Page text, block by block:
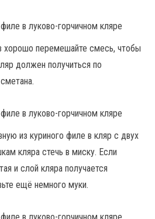
хорошо перемешайте смесь, чтобы
должен получиться по
из куриного филе в кляр с двух
кляра стечь в миску. Если
и слой кляра получается
ещё немного муки.